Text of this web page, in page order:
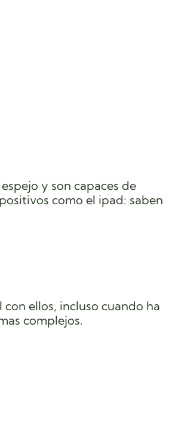
y son capaces de
como el ipad: saben
ellos, incluso cuando ha
complejos.